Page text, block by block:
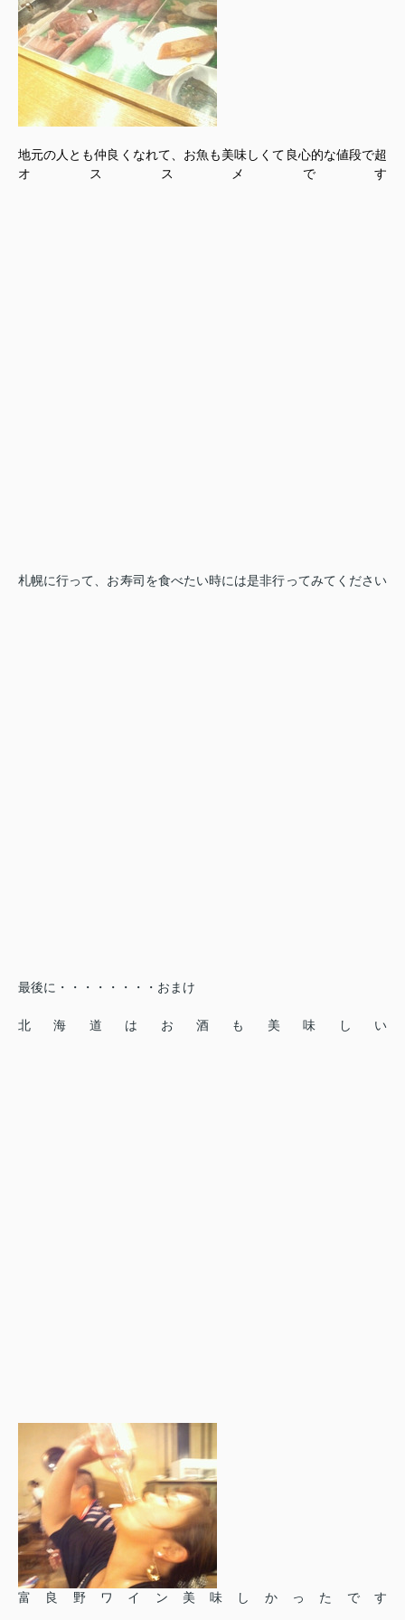
地元の人とも仲良くなれて、お魚も美味しくて良心的な値段で超
オススメです
札幌に行って、お寿司を食べたい時には是非行ってみてください
最後に・・・・・・・・おまけ
北海道はお酒も美味しい
富良野ワイン美味しかったです